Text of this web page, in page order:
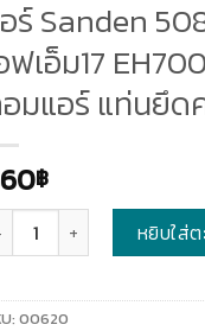
ร์ Sanden
ฟเอ็ม17
มแอร์ แท่นยึด
฿
หยิบใส่ต
00620